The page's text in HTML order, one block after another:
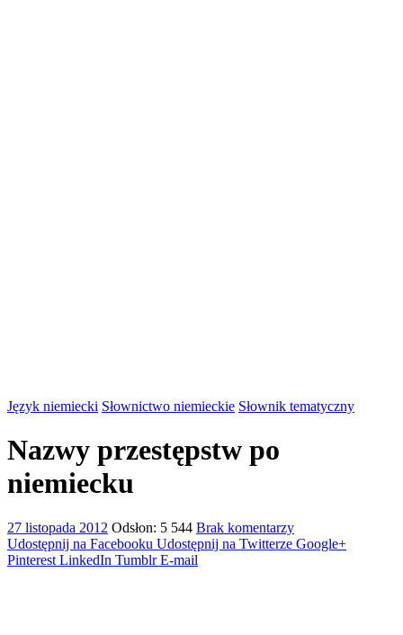
Język niemiecki Słownictwo niemieckie Słownik tematyczny
Nazwy przestępstw po
niemiecku
27 listopada 2012 Odsłon: 5 544 Brak komentarzy
Udostępnij na Facebooku Udostępnij na Twitterze Google+
Pinterest LinkedIn Tumblr E-mail